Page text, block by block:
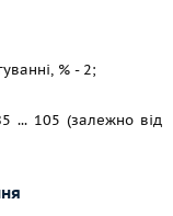
% - 2;
... 105 (залежно від